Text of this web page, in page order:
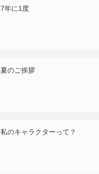
7年に1度
夏のご挨拶
私のキャラクターって？